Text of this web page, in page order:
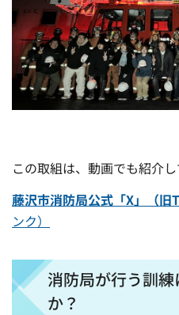
この取組は、動画でも紹介し
藤沢市消防局公式「X」（旧
ンク）
消防局が行う訓
か？